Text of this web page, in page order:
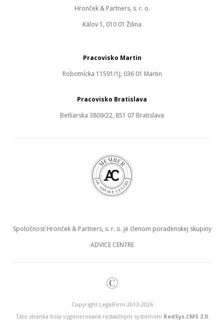
Pracovisko Martin
Robotnícka 11591/1J, 036 01 Martin
Hronček & Partners, s. r. o.
Kálov 1, 010 01 Žilina
Pracovisko Bratislava
Betliarska 3809/22, 851 07 Bratislava
Spoločnosť Hronček & Partners, s. r. o. je členom poradenskej skupiny
ADVICE CENTRE
©
Copyright LegalFirm 2013-2026
Táto stránka bola vygenerovaná redakčným systémom RedSys.CMS 2.0.